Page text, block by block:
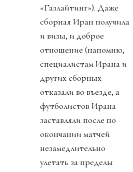
«Газлайтинг»). Даже
сборная Иран получила
и визы, и доброе
отношение (напомню,
специалистам Ирана и
других сборных
отказали во въезде, а
футболистов Ирана
заставляли после по
окончании матчей
незамедлительно
улетать за пределы